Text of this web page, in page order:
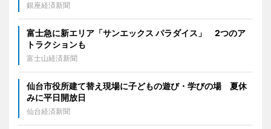
銀座経済新聞
富士急に新エリア「サンエックス パラダイス」 2つのア
トラクションも
富士山経済新聞
仙台市役所建て替え現場に子どもの遊び・学びの場 夏休
みに平日開放日
仙台経済新聞